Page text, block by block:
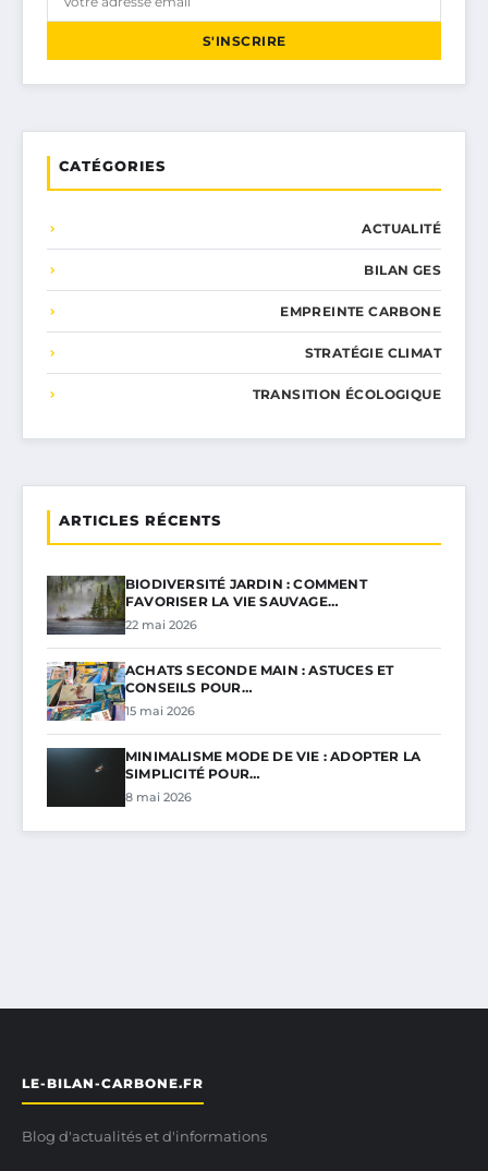
S'INSCRIRE
CATÉGORIES
ACTUALITÉ
BILAN GES
EMPREINTE CARBONE
STRATÉGIE CLIMAT
TRANSITION ÉCOLOGIQUE
ARTICLES RÉCENTS
BIODIVERSITÉ JARDIN : COMMENT
FAVORISER LA VIE SAUVAGE…
22 mai 2026
ACHATS SECONDE MAIN : ASTUCES ET
CONSEILS POUR…
15 mai 2026
MINIMALISME MODE DE VIE : ADOPTER LA
SIMPLICITÉ POUR…
8 mai 2026
LE-BILAN-CARBONE.FR
Blog d'actualités et d'informations